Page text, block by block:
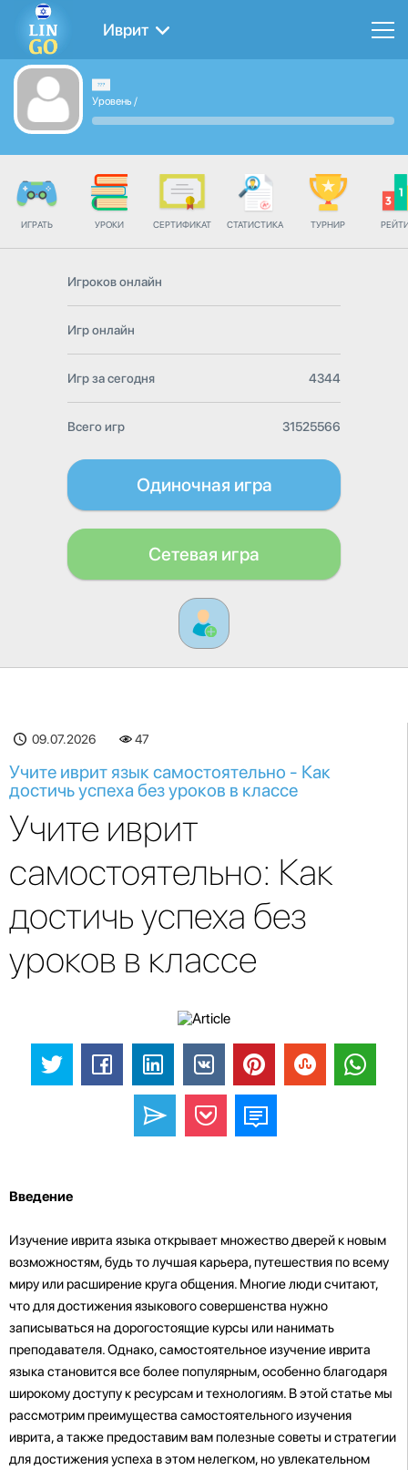
Иврит
Уровень /
ИГРАТЬ УРОКИ СЕРТИФИКАТ СТАТИСТИКА ТУРНИР
Игроков онлайн
Игр онлайн
Игр за сегодня 4344
Всего игр 31525566
Одиночная игра
Сетевая игра
09.07.2026 47
Учите иврит язык самостоятельно - Как
достичь успеха без уроков в классе
Учите иврит
самостоятельно: Как
достичь успеха без
уроков в классе
Введение
Изучение иврита языка открывает множество дверей к новым
возможностям, будь то лучшая карьера, путешествия по всему
миру или расширение круга общения. Многие люди считают,
что для достижения языкового совершенства нужно
записываться на дорогостоящие курсы или нанимать
преподавателя. Однако, самостоятельное изучение иврита
языка становится все более популярным, особенно благодаря
широкому доступу к ресурсам и технологиям. В этой статье мы
рассмотрим преимущества самостоятельного изучения
иврита, а также предоставим вам полезные советы и стратегии
для достижения успеха в этом нелегком, но увлекательном